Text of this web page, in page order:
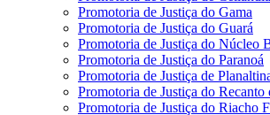
Promotoria de Justiça do Gama
Promotoria de Justiça do Guará
Promotoria de Justiça do Núcleo
Promotoria de Justiça do Paranoá
Promotoria de Justiça de
Promotoria de Justiça do Recanto
Promotoria de Justiça do Riacho